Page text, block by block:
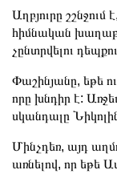
Աղբյուրը շշնջում
հիմնական
չընտրվելու
Փաշինյանը, եթե
որը խնդիր է:
սկանդալը
Մինչդեռ, այդ
առնելով, որ եթե